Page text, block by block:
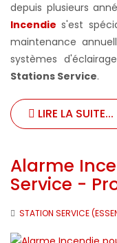
depuis plusieurs
Incendie s'est
maintenance
systèmes
Stations Service.
LIRE LA SUITE...
Alarme
Service -
STATION SERVICE